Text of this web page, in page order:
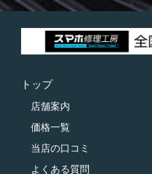
トップ
店舗案内
価格一覧
当店の口コミ
よくある質問